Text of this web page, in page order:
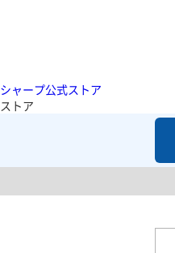
シャープ公式ストア
ストア